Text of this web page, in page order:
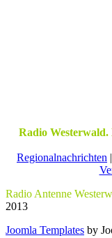
Radio
Regionalnachrichten |
Radio Antenne
2013
Joomla Templates by